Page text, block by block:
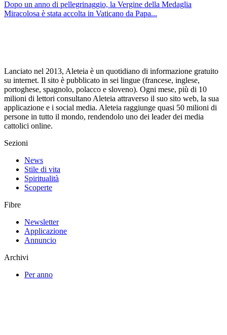
Dopo un anno di pellegrinaggio, la Vergine della Medaglia
Miracolosa è stata accolta in Vaticano da Papa...
Lanciato nel 2013, Aleteia è un quotidiano di informazione gratuito
su internet. Il sito è pubblicato in sei lingue (francese, inglese,
portoghese, spagnolo, polacco e sloveno). Ogni mese, più di 10
milioni di lettori consultano Aleteia attraverso il suo sito web, la sua
applicazione e i social media. Aleteia raggiunge quasi 50 milioni di
persone in tutto il mondo, rendendolo uno dei leader dei media
cattolici online.
Sezioni
News
Stile di vita
Spiritualità
Scoperte
Fibre
Newsletter
Applicazione
Annuncio
Archivi
Per anno